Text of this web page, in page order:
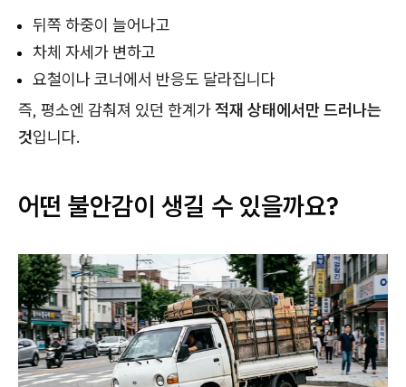
뒤쪽 하중이 늘어나고
차체 자세가 변하고
요철이나 코너에서 반응도 달라집니다
즉, 평소엔 감춰져 있던 한계가적재 상태에서만 드러나는
것입니다.
어떤 불안감이 생길 수 있을까요?